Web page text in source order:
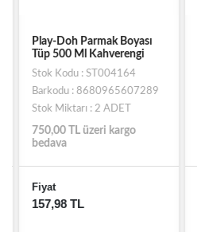
Play-Doh Parmak Boyası
Tüp 500 Ml Kahverengi
Stok Kodu : ST004164
Barkodu : 8680965607289
Stok Miktarı : 2 ADET
750,00 TL üzeri kargo
bedava
Fiyat
157,98 TL